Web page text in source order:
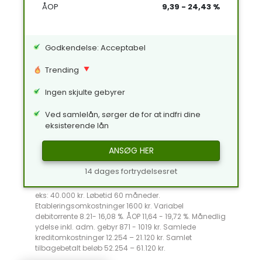
ÅOP
9,39 - 24,43 %
Godkendelse: Acceptabel
Trending
Ingen skjulte gebyrer
Ved samlelån, sørger de for at indfri dine
eksisterende lån
ANSØG HER
14 dages fortrydelsesret
eks: 40.000 kr. Løbetid 60 måneder.
Etableringsomkostninger 1600 kr. Variabel
debitorrente 8.21- 16,08 %. ÅOP 11,64 - 19,72 %. Månedlig
ydelse inkl. adm. gebyr 871 - 1019 kr. Samlede
kreditomkostninger 12.254 – 21.120 kr. Samlet
tilbagebetalt beløb 52.254 – 61.120 kr.